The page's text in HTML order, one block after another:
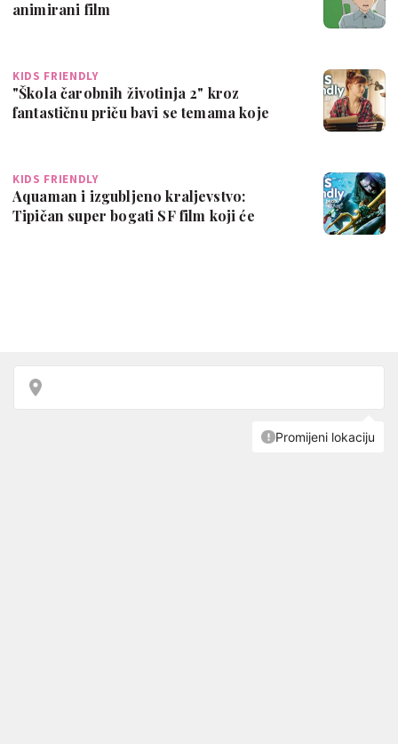
animirani film
KIDS FRIENDLY
"Škola čarobnih životinja 2" kroz
fantastičnu priču bavi se temama koje
KIDS FRIENDLY
Aquaman i izgubljeno kraljevstvo:
Tipičan super bogati SF film koji će